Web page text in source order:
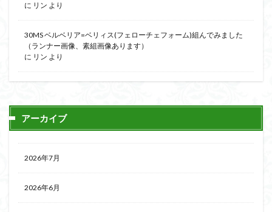
に リン より
30MS ベルベリア=ベリィス(フェローチェフォーム)組んでみました
（ランナー画像、素組画像あります）
に リン より
アーカイブ
2026年7月
2026年6月